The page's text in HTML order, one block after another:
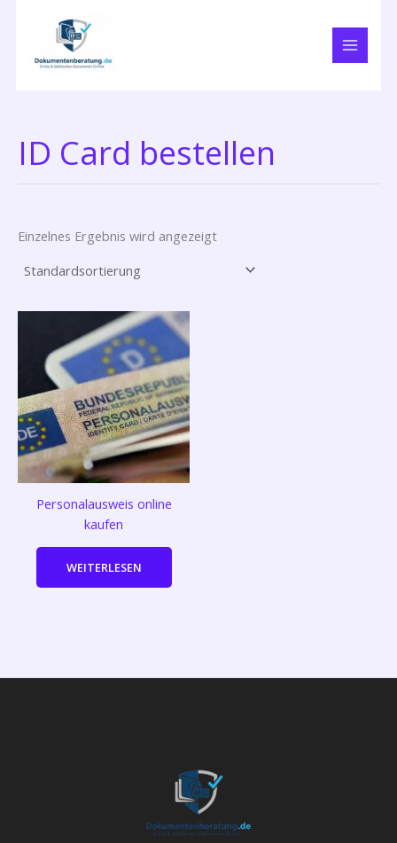
ID Card bestellen
Einzelnes Ergebnis wird angezeigt
Personalausweis online
kaufen
WEITERLESEN